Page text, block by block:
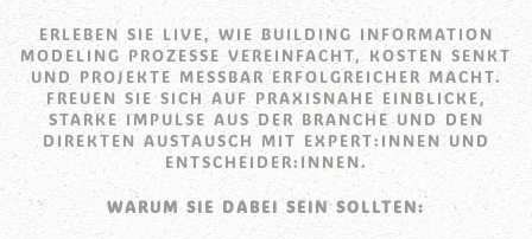
ERLEBEN SIE LIVE, WIE BUILDING INFORMATION
MODELING PROZESSE VEREINFACHT, KOSTEN SENKT
UND PROJEKTE MESSBAR ERFOLGREICHER MACHT.
FREUEN SIE SICH AUF PRAXISNAHE EINBLICKE,
STARKE IMPULSE AUS DER BRANCHE UND DEN
DIREKTEN AUSTAUSCH MIT EXPERT:INNEN UND
ENTSCHEIDER:INNEN.
WARUM SIE DABEI SEIN SOLLTEN: